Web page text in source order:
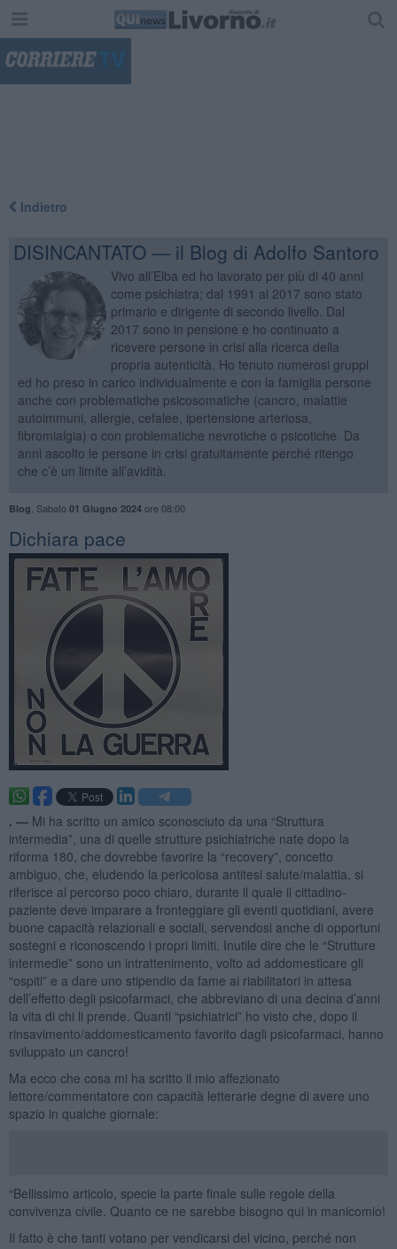
Indietro
DISINCANTATO — il Blog di Adolfo Santoro
Vivo all’Elba ed ho lavorato per più di 40 anni
come psichiatra; dal 1991 al 2017 sono stato
primario e dirigente di secondo livello. Dal
2017 sono in pensione e ho continuato a
ricevere persone in crisi alla ricerca della
propria autenticità. Ho tenuto numerosi gruppi
ed ho preso in carico individualmente e con la famiglia persone
anche con problematiche psicosomatiche (cancro, malattie
autoimmuni, allergie, cefalee, ipertensione arteriosa,
fibromialgia) o con problematiche nevrotiche o psicotiche. Da
anni ascolto le persone in crisi gratuitamente perché ritengo
che c’è un limite all’avidità.
Blog Sabato 01 Giugno 2024ore 08:00
​Dichiara pace
. — Mi ha scritto un amico sconosciuto da una “Struttura
intermedia”, una di quelle strutture psichiatriche nate dopo la
riforma 180, che dovrebbe favorire la “recovery”, concetto
ambiguo, che, eludendo la pericolosa antitesi salute/malattia, si
riferisce al percorso poco chiaro, durante il quale il cittadino-
paziente deve imparare a fronteggiare gli eventi quotidiani, avere
buone capacità relazionali e sociali, servendosi anche di opportuni
sostegni e riconoscendo i propri limiti. Inutile dire che le “Strutture
intermedie” sono un intrattenimento, volto ad addomesticare gli
“ospiti” e a dare uno stipendio da fame ai riabilitatori in attesa
dell’effetto degli psicofarmaci, che abbreviano di una decina d’anni
la vita di chi li prende. Quanti “psichiatrici” ho visto che, dopo il
rinsavimento/addomesticamento favorito dagli psicofarmaci, hanno
sviluppato un cancro!
Ma ecco che cosa mi ha scritto il mio affezionato
lettore/commentatore con capacità letterarie degne di avere uno
spazio in qualche giornale:
“Bellissimo articolo, specie la parte finale sulle regole della
convivenza civile. Quanto ce ne sarebbe bisogno qui in manicomio!
Il fatto è che tanti votano per vendicarsi del vicino, perché non